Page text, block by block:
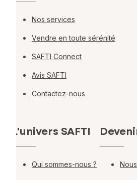
Nos services
Vendre en toute sérénité
SAFTI Connect
Avis SAFTI
Contactez-nous
L'univers SAFTI
Qui sommes-nous ?